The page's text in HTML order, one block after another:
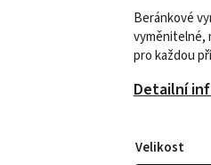
Beránkové
vyměnitelné,
pro každou
Detailní
Velikost